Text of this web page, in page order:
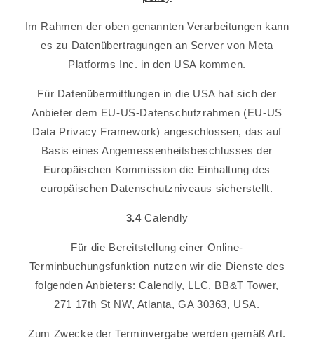
Im Rahmen der oben genannten Verarbeitungen kann
es zu Datenübertragungen an Server von Meta
Platforms Inc. in den USA kommen.
Für Datenübermittlungen in die USA hat sich der
Anbieter dem EU-US-Datenschutzrahmen (EU-US
Data Privacy Framework) angeschlossen, das auf
Basis eines Angemessenheitsbeschlusses der
Europäischen Kommission die Einhaltung des
europäischen Datenschutzniveaus sicherstellt.
3.4Calendly
Für die Bereitstellung einer Online-
Terminbuchungsfunktion nutzen wir die Dienste des
folgenden Anbieters: Calendly, LLC, BB&T Tower,
271 17th St NW, Atlanta, GA 30363, USA.
Zum Zwecke der Terminvergabe werden gemäß Art.